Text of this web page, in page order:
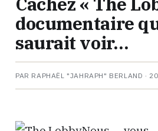
documentaire
saurait voir…
PAR RAPHAËL "JAHRAPH" BERLAND ·